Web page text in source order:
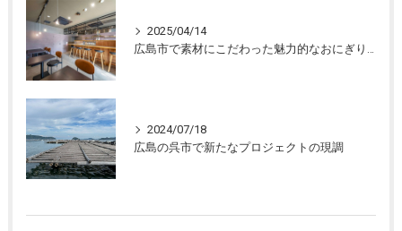
2025/04/14
2024/07/18
広島の呉市で新たなプロジェクトの現調